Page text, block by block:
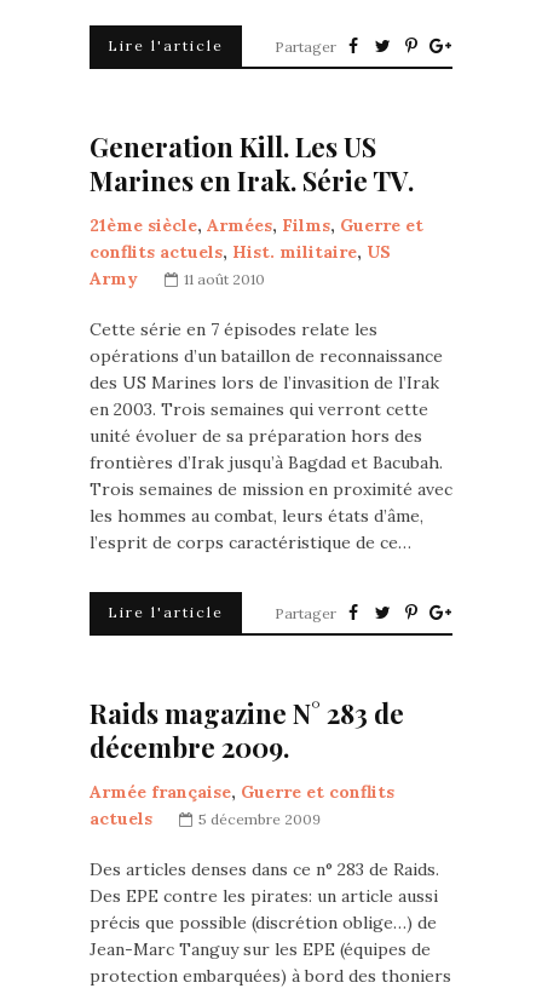
Lire l'article Partager
Generation Kill. Les US
Marines en Irak. Série TV.
21ème siècle, Armées, Films, Guerre et
conflits actuels, Hist. militaire, US
Army
11 août 2010
Cette série en 7 épisodes relate les
opérations d’un bataillon de reconnaissance
des US Marines lors de l’invasition de l’Irak
en 2003. Trois semaines qui verront cette
unité évoluer de sa préparation hors des
frontières d’Irak jusqu’à Bagdad et Bacubah.
Trois semaines de mission en proximité avec
les hommes au combat, leurs états d’âme,
l’esprit de corps caractéristique de ce…
Lire l'article Partager
Raids magazine N° 283 de
décembre 2009.
Armée française, Guerre et conflits
actuels
5 décembre 2009
Des articles denses dans ce n° 283 de Raids.
Des EPE contre les pirates: un article aussi
précis que possible (discrétion oblige…) de
Jean-Marc Tanguy sur les EPE (équipes de
protection embarquées) à bord des thoniers